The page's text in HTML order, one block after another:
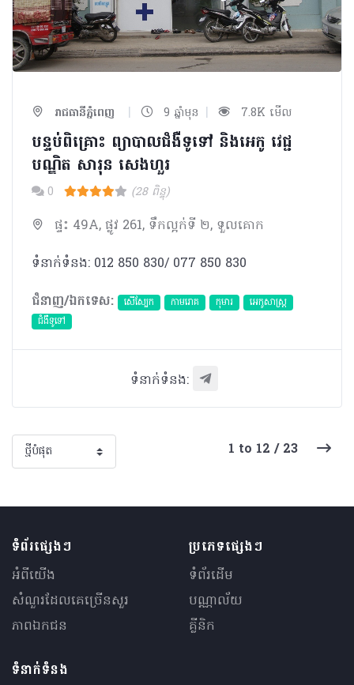
រាជធានីភ្នំពេញ | 9 ឆ្នាំមុន | 7.8K មើល
បន្ទប់ពិគ្រោះ ព្យាបាលជំងឺទូទៅ និងអេកូ វេជ្ជ
បណ្ឌិត សារុន សេងហួរ
0 (28 ពិន្ទុ)
ផ្ទះ 49A, ផ្លូវ 261, ទឹកល្អក់ទី ២, ទួលគោក
ទំនាក់ទំនង: 012 850 830/ 077 850 830
ជំនាញ/ឯកទេស:
សើស្បែក កាមរោគ កុមារ
អេកូសាស្រ្ត
ជំងឺទូទៅ
ទំនាក់ទំនង:
1 to 12 / 23
ទំព័រផ្សេងៗ
អំពីយើង
សំណួរ​ដែលគេ​ច្រើន​សួរ
ភាពឯកជន
ប្រភេទផ្សេងៗ
ទំព័រដើម
បណ្ណាល័យ
គ្លីនិក
ទំនាក់ទំនង